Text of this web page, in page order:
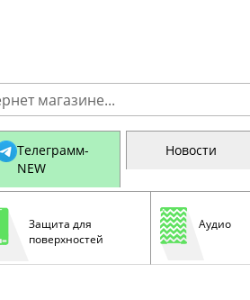
Телеграмм-
NEW
Новости
Защита для
поверхностей
Аудио